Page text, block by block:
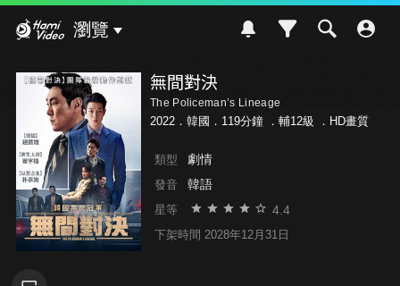
瀏覽
無間對決
The Policeman’s Lineage
2022．韓國．119分鐘 ． 輔12級 ．HD畫質
類型 劇情
發音 韓語
星等 4.4
下架時間 2028年12月31日